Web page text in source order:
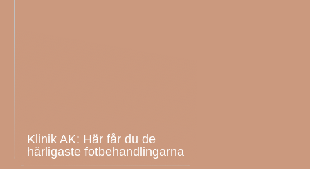
Klinik AK: Här får du de
härligaste fotbehandlingarna